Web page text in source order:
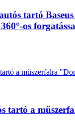
tartó
os
tartó a